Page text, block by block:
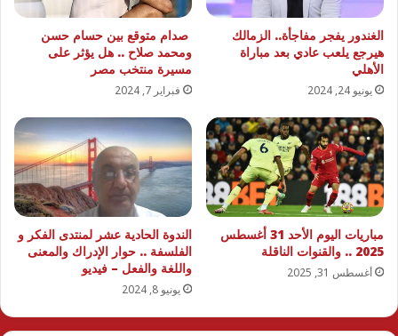
الغندور يفجر مفاجأة.. الزمالك
هيرجع يلعب عادي بعد مباراة
الأهلي
يونيو 24, 2024
صدام متوقع بين حسام حسن
ومحمد صلاح .. هل يؤثر على
مسيرة منتخب مصر
فبراير 7, 2024
مباريات اليوم الأحد 31 أغسطس
2025 .. والقنوات الناقلة
أغسطس 31, 2025
الندوة الحادية عشر لمنتدى الفكر و
الفلسفة .. حوار الإدراك والمعنى
واللغة والفعل – فيديو
يونيو 8, 2024